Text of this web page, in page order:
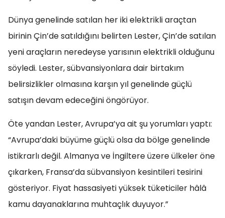
Dünya genelinde satılan her iki elektrikli araçtan
birinin Çin’de satıldığını belirten Lester, Çin’de satılan
yeni araçların neredeyse yarısının elektrikli olduğunu
söyledi. Lester, sübvansiyonlara dair birtakım
belirsizlikler olmasına karşın yıl genelinde güçlü
satışın devam edeceğini öngörüyor.
Öte yandan Lester, Avrupa’ya ait şu yorumları yaptı:
“Avrupa’daki büyüme güçlü olsa da bölge genelinde
istikrarlı değil. Almanya ve İngiltere üzere ülkeler öne
çıkarken, Fransa’da sübvansiyon kesintileri tesirini
gösteriyor. Fiyat hassasiyeti yüksek tüketiciler hâlâ
kamu dayanaklarına muhtaçlık duyuyor.”